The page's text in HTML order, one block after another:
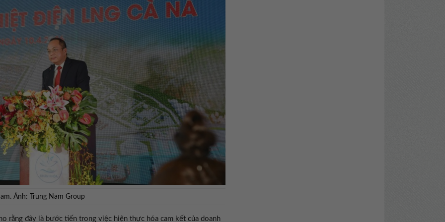
Ảnh: Trung Nam Group
rằng đây là bước tiến trong việc hiện thực hóa cam kết của doanh